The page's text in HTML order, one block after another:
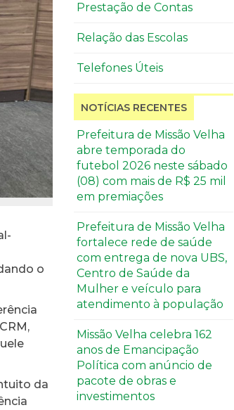
o
da
Prestação de Contas
Relação das Escolas
Telefones Úteis
NOTÍCIAS RECENTES
Prefeitura de Missão Velha
abre temporada do
futebol 2026 neste sábado
(08) com mais de R$ 25 mil
em premiações
Prefeitura de Missão Velha
fortalece rede de saúde
com entrega de nova UBS,
Centro de Saúde da
Mulher e veículo para
atendimento à população
Missão Velha celebra 162
anos de Emancipação
Política com anúncio de
pacote de obras e
investimentos